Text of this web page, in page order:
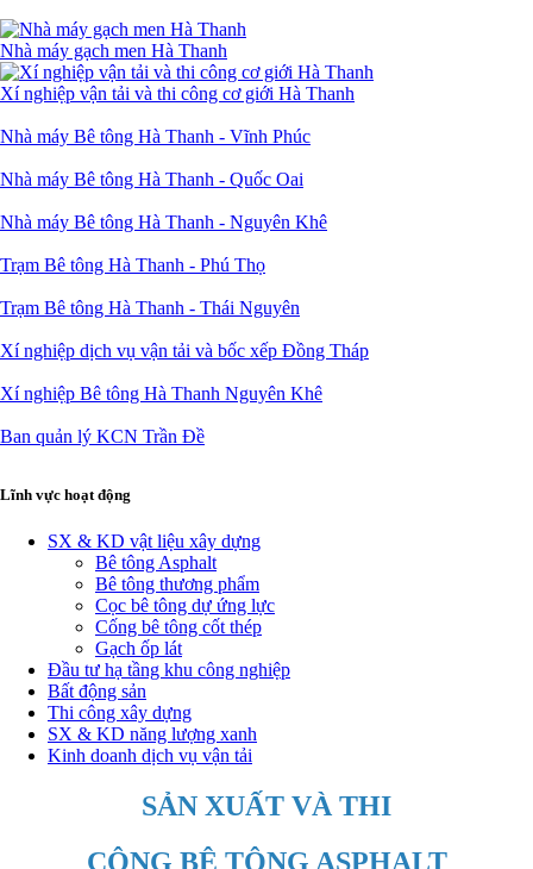
Nhà máy gạch men Hà Thanh
Xí nghiệp vận tải và thi công cơ giới Hà Thanh
Nhà máy Bê tông Hà Thanh - Vĩnh Phúc
Nhà máy Bê tông Hà Thanh - Quốc Oai
Nhà máy Bê tông Hà Thanh - Nguyên Khê
Trạm Bê tông Hà Thanh - Phú Thọ
Trạm Bê tông Hà Thanh - Thái Nguyên
Xí nghiệp dịch vụ vận tải và bốc xếp Đồng Tháp
Xí nghiệp Bê tông Hà Thanh Nguyên Khê
Ban quản lý KCN Trần Đề
Lĩnh vực hoạt động
SX & KD vật liệu xây dựng
Bê tông Asphalt
Bê tông thương phẩm
Cọc bê tông dự ứng lực
Cống bê tông cốt thép
Gạch ốp lát
Đầu tư hạ tầng khu công nghiệp
Bất động sản
Thi công xây dựng
SX & KD năng lượng xanh
Kinh doanh dịch vụ vận tải
SẢN XUẤT VÀ THI
CÔNG BÊ TÔNG ASPHALT